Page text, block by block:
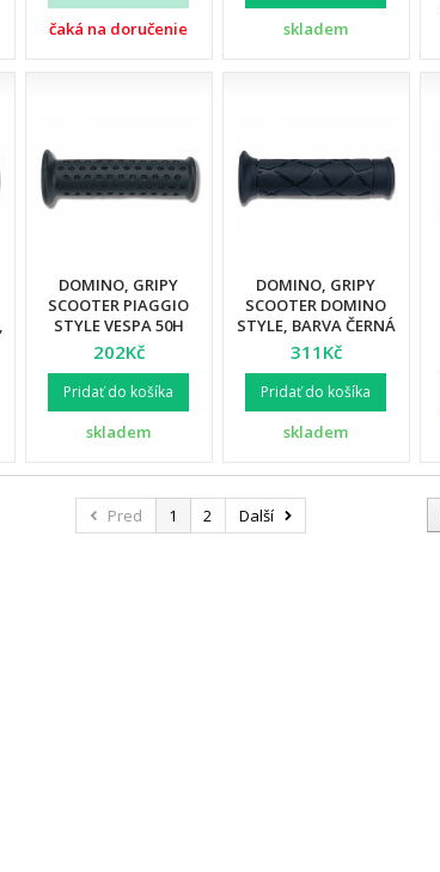
čaká na doručenie skladem
DOMINO, GRIPY
SCOOTER PIAGGIO
STYLE VESPA 50H
(BEZ OTVORU),
BARVA ČERNÁ
202Kč
Pridať do košíka
skladem
DOMINO, GRIPY
SCOOTER DOMINO
STYLE, BARVA ČERNÁ
311Kč
Pridať do košíka
skladem
Pred 1 2 Další